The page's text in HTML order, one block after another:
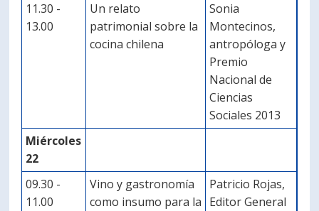
11.30 -
13.00
Un relato
patrimonial sobre la
cocina chilena
Sonia
Montecinos,
antropóloga y
Premio
Nacional de
Ciencias
Sociales 2013
Miércoles
22
09.30 -
11.00
Vino y gastronomía
como insumo para la
Patricio Rojas,
Editor General